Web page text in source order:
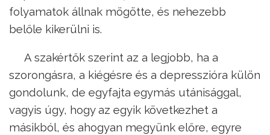
folyamatok állnak mögötte, és nehezebb
belőle kikerülni is.
A szakértők szerint az a legjobb, ha a
szorongásra, a kiégésre és a depresszióra külön
gondolunk, de egyfajta egymás utánisággal,
vagyis úgy, hogy az egyik következhet a
másikból, és ahogyan megyünk előre, egyre